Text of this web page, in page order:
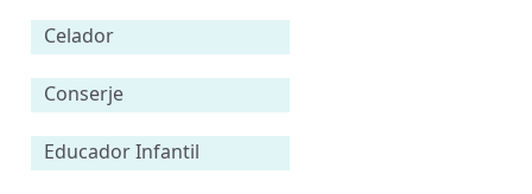
Celador
Conserje
Educador Infantil